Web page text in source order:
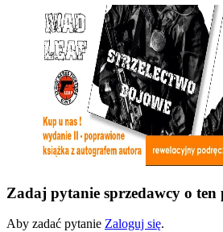
Zadaj pytanie sprzedawcy o ten
Aby zadać pytanie Zaloguj się.